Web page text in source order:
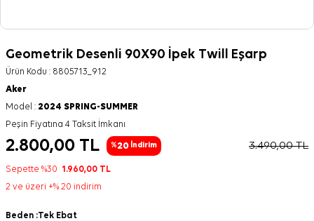
Geometrik Desenli 90X90 İpek Twill Eşarp
Ürün Kodu : 8805713_912
Aker
Model : 2024 SPRING-SUMMER
Peşin Fiyatına 4 Taksit İmkanı
2.800,00 TL %20 İndirim 3.490,00TL
Sepette %30 1.960,00 TL
2 ve üzeri +% 20 indirim
Beden :Tek Ebat